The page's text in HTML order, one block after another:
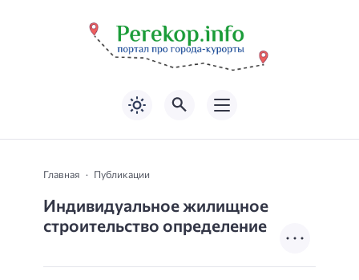
Главная Публикации
Индивидуальное жилищное
строительство определение